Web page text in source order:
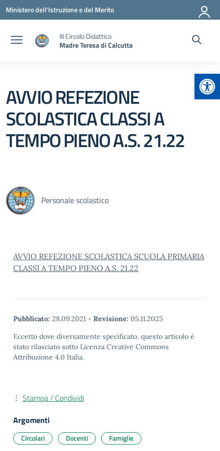
Vai ai contenuti
Vai al menu di navigazione
Vai al footer
Ministero dell'Istruzione e del Merito
III Circolo Didattico
Madre Teresa di Calcutta
AVVIO REFEZIONE
SCOLASTICA CLASSI A
TEMPO PIENO A.S. 21.22
Personale scolastico
AVVIO REFEZIONE SCOLASTICA SCUOLA PRIMARIA
CLASSI A TEMPO PIENO A.S. 21.22
Pubblicato: 28.09.2021 - Revisione: 05.11.2025
Eccetto dove diversamente specificato, questo articolo è
stato rilasciato sotto Licenza Creative Commons
Attribuzione 4.0 Italia.
Stampa / Condividi
Argomenti
Circolari Docenti Famiglie